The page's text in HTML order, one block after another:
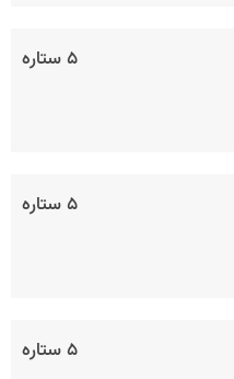
۵ ستاره
۵ ستاره
۵ ستاره